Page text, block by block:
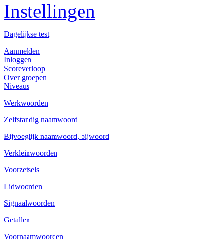
Instellingen
Dagelijkse test
Aanmelden
Inloggen
Scoreverloop
Over groepen
Niveaus
Werkwoorden
Zelfstandig naamwoord
Bijvoeglijk naamwoord, bijwoord
Verkleinwoorden
Voorzetsels
Lidwoorden
Signaalwoorden
Getallen
Voornaamwoorden